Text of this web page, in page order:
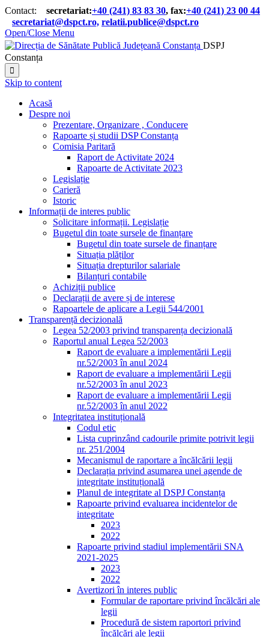
Contact: secretariat:+40 (241) 83 83 30, fax:+40 (241) 23 00 44
secretariat@dspct.ro, relatii.publice@dspct.ro
Open/Close Menu
DSPJ
Constanța

Skip to content
Acasă
Despre noi
Prezentare, Organizare , Conducere
Rapoarte și studii DSP Constanța
Comisia Paritară
Raport de Activitate 2024
Rapoarte de Activitate 2023
Legislație
Carieră
Istoric
Informații de interes public
Solicitare informații. Legislație
Bugetul din toate sursele de finanțare
Bugetul din toate sursele de finanțare
Situația plăților
Situația drepturilor salariale
Bilanțuri contabile
Achiziții publice
Declarații de avere și de interese
Rapoartele de aplicare a Legii 544/2001
Transparență decizională
Legea 52/2003 privind transparența decizională
Raportul anual Legea 52/2003
Raport de evaluare a implementării Legii
nr.52/2003 în anul 2024
Raport de evaluare a implementării Legii
nr.52/2003 în anul 2023
Raport de evaluare a implementării Legii
nr.52/2003 în anul 2022
Integritatea instituțională
Codul etic
Lista cuprinzând cadourile primite potrivit legii
nr. 251/2004
Mecanismul de raportare a încălcării legii
Declarația privind asumarea unei agende de
integritate instituțională
Planul de integritate al DSPJ Constanța
Rapoarte privind evaluarea incidentelor de
integritate
2023
2022
Rapoarte privind stadiul implementării SNA
2021-2025
2023
2022
Avertizori în interes public
Formular de raportare privind încălcări ale
legii
Procedură de sistem raportori privind
încălcări ale legii